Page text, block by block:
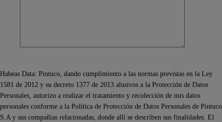
Habeas Data: Pintuco, dando cumplimiento a las normas previstas en la Ley
1581 de 2012 y su decreto 1377 de 2013 alusivos a la Protección de Datos
Personales, autorizo a realizar el tratamiento y recolección de mis datos
personales conforme a la Política de Protección de Datos Personales de Pintuco
S.A y sus compañías relacionadas, donde allí se describen sus finalidades. El